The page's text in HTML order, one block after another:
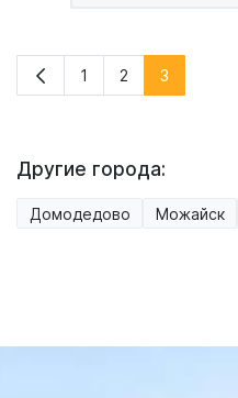
1 2 3
Другие города:
Домодедово Можайск